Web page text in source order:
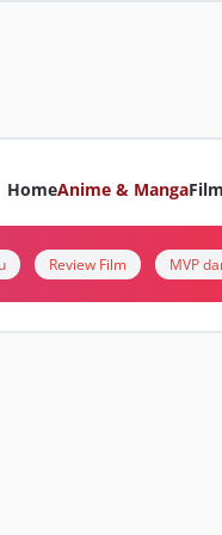
HomeAnime & MangaFilm
Review Film MVP